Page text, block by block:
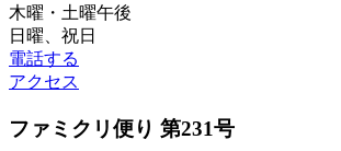
木曜・土曜午後
日曜、祝日
電話する
アクセス
ファミクリ便り 第231号